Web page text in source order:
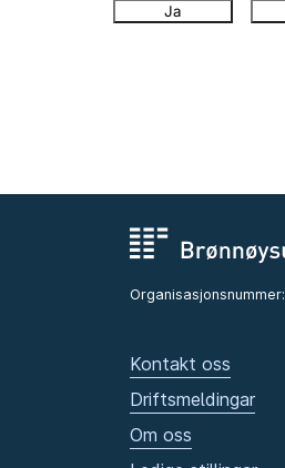
Ja
Organisasjonsnummer:
Kontakt oss
Driftsmeldingar
Om oss